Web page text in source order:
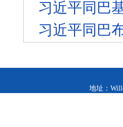
习近平同巴
习近平同巴
地址：